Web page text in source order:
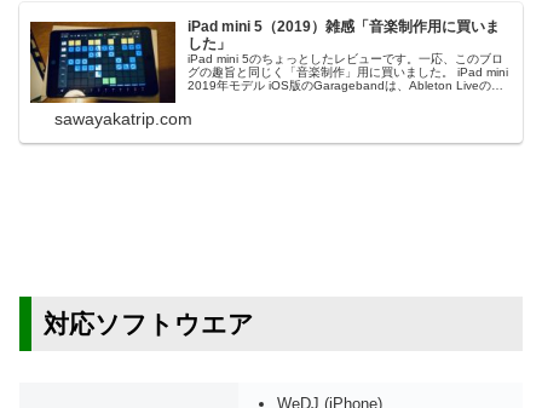
iPad mini 5（2019）雑感「音楽制作用に買いま
した」
iPad mini 5のちょっとしたレビューです。一応、このブロ
グの趣旨と同じく「音楽制作」用に買いました。 iPad mini
2019年モデル iOS版のGaragebandは、Ableton Liveのセ
sawayakatrip.com
対応ソフトウエア
WeDJ (iPhone)